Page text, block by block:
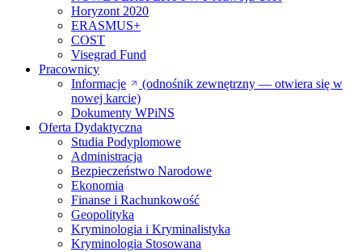
Horyzont 2020
ERASMUS+
COST
Visegrad Fund
Pracownicy
Informacje
(odnośnik zewnętrzny — otwiera się w
nowej karcie)
Dokumenty WPiNS
Oferta Dydaktyczna
Studia Podyplomowe
Administracja
Bezpieczeństwo Narodowe
Ekonomia
Finanse i Rachunkowość
Geopolityka
Kryminologia i Kryminalistyka
Kryminologia Stosowana